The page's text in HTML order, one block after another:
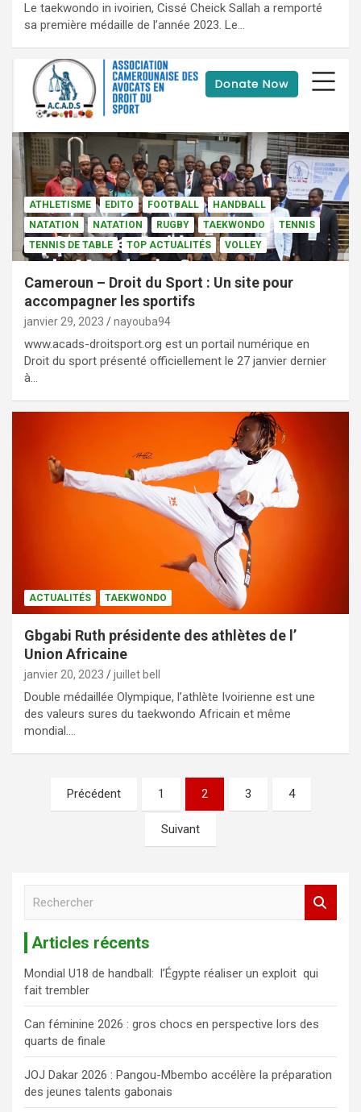
Le taekwondo in ivoirien, Cissé Cheick Sallah a remporté
sa première médaille de l’année 2023. Le…
ATHLETISME EDITO FOOTBALL
HANDBALL
NATATION
NATATION RUGBY TAEKWONDO
TENNIS
TENNIS DE TABLE
TOP ACTUALITÉS VOLLEY
Cameroun – Droit du Sport : Un site pour
accompagner les sportifs
janvier 29, 2023 nayouba94
www.acads-droitsport.org est un portail numérique en
Droit du sport présenté officiellement le 27 janvier dernier
à…
ACTUALITÉS TAEKWONDO
Gbgabi Ruth présidente des athlètes de l’
Union Africaine
janvier 20, 2023 juillet bell
Double médaillée Olympique, l’athlète Ivoirienne est une
des valeurs sures du taekwondo Africain et même
mondial.…
Précédent 1 2 3 4
Suivant
r
c
h
e
r
Articles récents
Mondial U18 de handball: l’Égypte réaliser un exploit qui
fait trembler
Can féminine 2026 : gros chocs en perspective lors des
quarts de finale
JOJ Dakar 2026 : Pangou-Mbembo accélère la préparation
des jeunes talents gabonais